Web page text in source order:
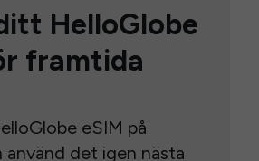
HelloGlobe
framtida
eSIM på
använd det igen nästa